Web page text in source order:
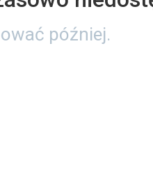
później.